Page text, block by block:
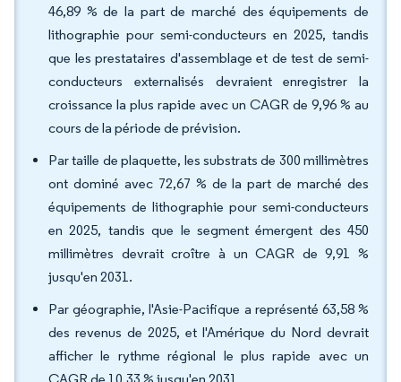
46,89 % de la part de marché des équipements de
lithographie pour semi-conducteurs en 2025, tandis
que les prestataires d'assemblage et de test de semi-
conducteurs externalisés devraient enregistrer la
croissance la plus rapide avec un CAGR de 9,96 % au
cours de la période de prévision.
Par taille de plaquette, les substrats de 300 millimètres
ont dominé avec 72,67 % de la part de marché des
équipements de lithographie pour semi-conducteurs
en 2025, tandis que le segment émergent des 450
millimètres devrait croître à un CAGR de 9,91 %
jusqu'en 2031.
Par géographie, l'Asie-Pacifique a représenté 63,58 %
des revenus de 2025, et l'Amérique du Nord devrait
afficher le rythme régional le plus rapide avec un